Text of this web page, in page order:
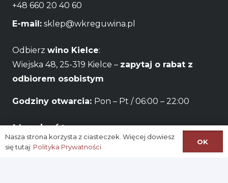
+48 660 20 40 60
E-mail: sklep@wkreguwina.pl
Odbierz wino Kielce:
Wiejska 48, 25-319 Kielce – zapytaj o rabat z
odbiorem osobistym
Godziny otwarcia: Pon – Pt / 06:00 – 22:00
Na skróty:
Logowanie
Nasza strona korzysta z ciasteczek. Więcej dowiesz
się tutaj: Polityka Prywatności
OK